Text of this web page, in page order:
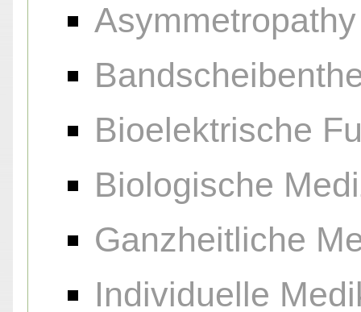
Asymmetropathy
Bioelektrische
Biologische
Ganzheitliche
Individuelle